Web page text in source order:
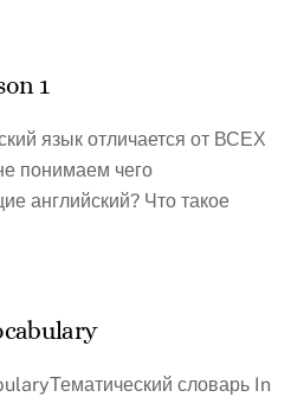
1
язык отличается от ВСЕХ
понимаем чего
английский? Что такое
словарь In